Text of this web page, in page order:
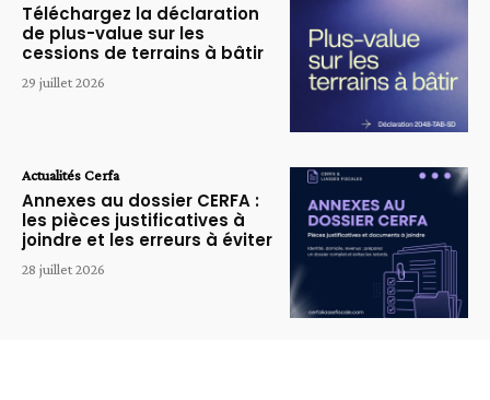
Téléchargez la déclaration
de plus-value sur les
cessions de terrains à bâtir
29 juillet 2026
Actualités Cerfa
Annexes au dossier CERFA :
les pièces justificatives à
joindre et les erreurs à éviter
28 juillet 2026